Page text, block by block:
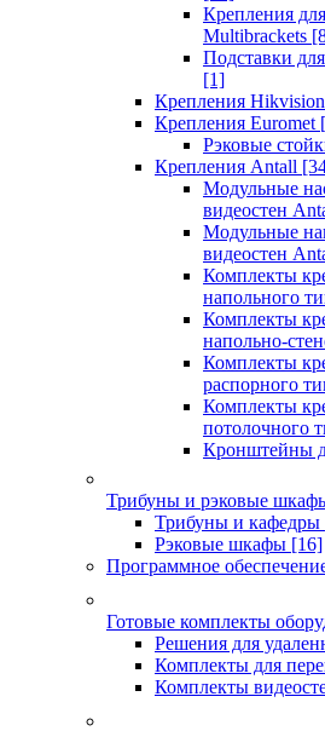
Крепления
Multibrackets
Подставки
[1]
Крепления Hikvision
Крепления Euromet
Рэковые
Крепления Antall
Модульные
видеостен
Модульные
видеостен
Комплекты
напольного
Комплекты
напольно-
Комплекты
распорного
Комплекты
потолочного
Кронштейны
Трибуны и рэковые
Трибуны и кафедры
Рэковые шкафы [16]
Программное
Готовые комплекты
Решения для
Комплекты для
Комплекты